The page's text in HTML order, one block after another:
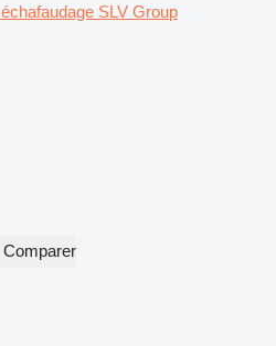
échafaudage SLV Group
Comparer